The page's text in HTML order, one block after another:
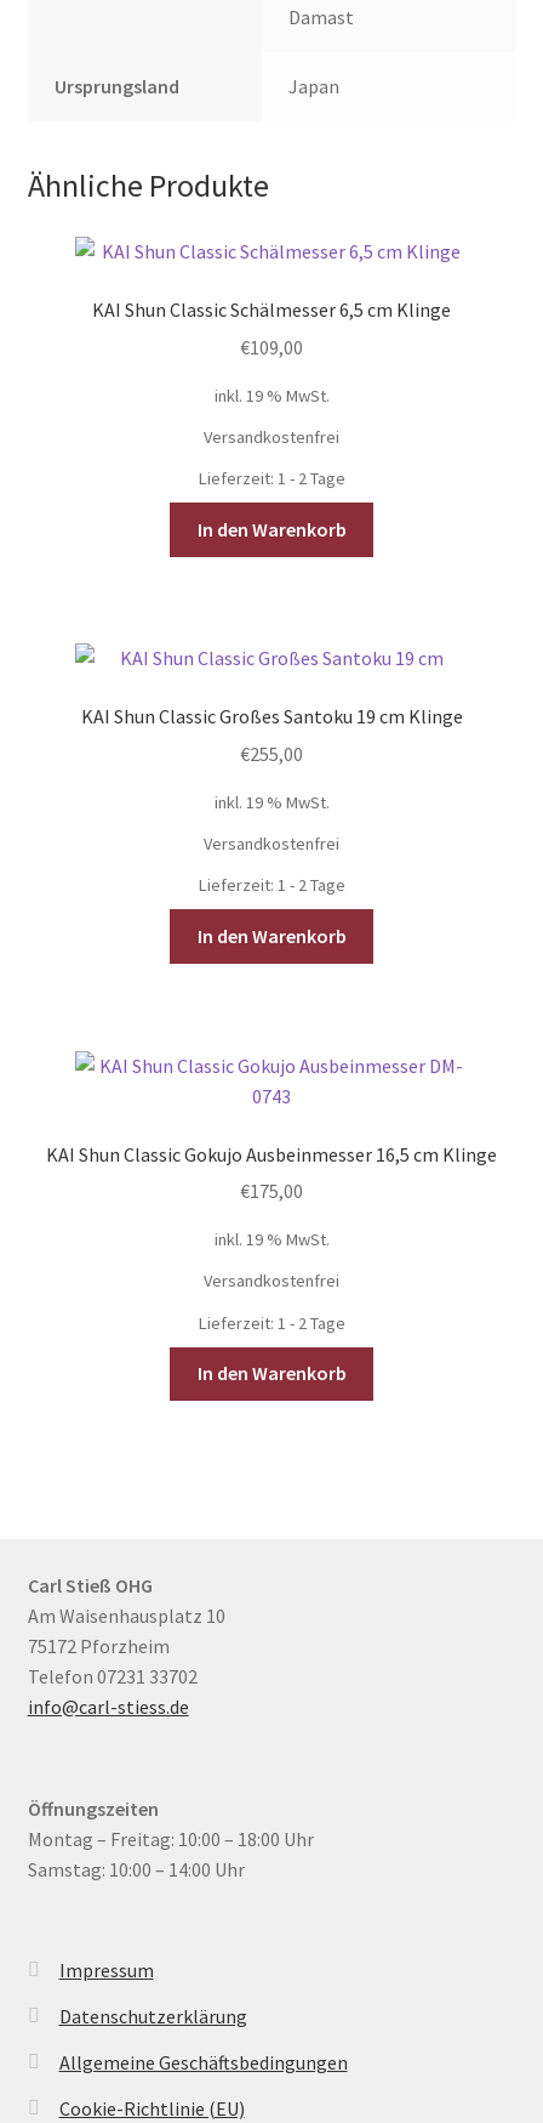
Damast
Ursprungsland Japan
Ähnliche Produkte
KAI Shun Classic Schälmesser 6,5 cm Klinge
€109,00
inkl. 19 % MwSt.
Versandkostenfrei
Lieferzeit: 1 - 2 Tage
In den Warenkorb
KAI Shun Classic Großes Santoku 19 cm Klinge
€255,00
inkl. 19 % MwSt.
Versandkostenfrei
Lieferzeit: 1 - 2 Tage
In den Warenkorb
KAI Shun Classic Gokujo Ausbeinmesser 16,5 cm Klinge
€175,00
inkl. 19 % MwSt.
Versandkostenfrei
Lieferzeit: 1 - 2 Tage
In den Warenkorb
Carl Stieß OHG
Am Waisenhausplatz 10
75172 Pforzheim
Telefon 07231 33702
info@carl-stiess.de
Öffnungszeiten
Montag – Freitag: 10:00 – 18:00 Uhr
Samstag: 10:00 – 14:00 Uhr
Impressum
Datenschutzerklärung
Allgemeine Geschäftsbedingungen
Cookie-Richtlinie (EU)